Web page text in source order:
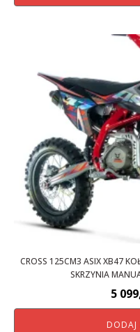
CROSS 125CM3 ASIX XB47
SKRZYNIA
5